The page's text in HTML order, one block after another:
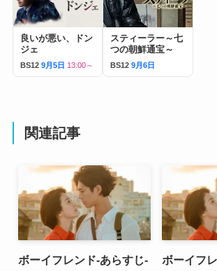
良いが悪い、ドン
ジェ
BS12 9月5日 13:00～
スティーラー～七
つの朝鮮通宝～
BS12 9月6日
関連記事
ボーイフレンド-あらすじ-
ボーイフ